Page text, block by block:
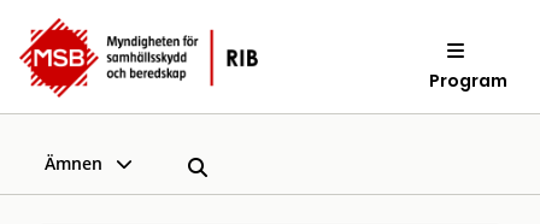
Program
Ämnen